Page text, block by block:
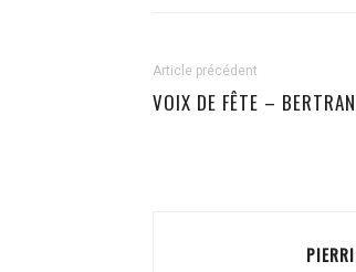
Article précédent
VOIX DE FÊTE –